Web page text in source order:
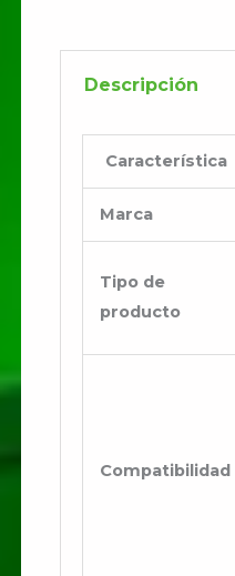
Descripción
Característica
Marca
Tipo de
producto
Compatibilidad